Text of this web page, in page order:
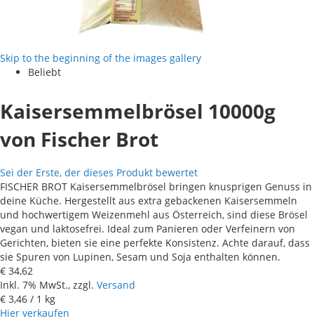
Skip to the beginning of the images gallery
Beliebt
Kaisersemmelbrösel 10000g
von Fischer Brot
Sei der Erste, der dieses Produkt bewertet
FISCHER BROT Kaisersemmelbrösel bringen knusprigen Genuss in
deine Küche. Hergestellt aus extra gebackenen Kaisersemmeln
und hochwertigem Weizenmehl aus Österreich, sind diese Brösel
vegan und laktosefrei. Ideal zum Panieren oder Verfeinern von
Gerichten, bieten sie eine perfekte Konsistenz. Achte darauf, dass
sie Spuren von Lupinen, Sesam und Soja enthalten können.
€ 34,62
Inkl. 7% MwSt., zzgl. Versand
€ 3,46 / 1 kg
Hier verkaufen